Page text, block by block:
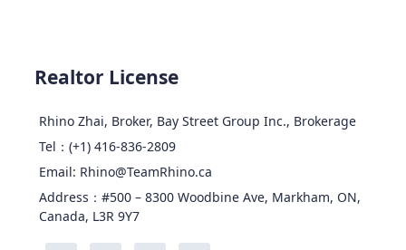
Realtor License
Rhino Zhai, Broker, Bay Street Group Inc., Brokerage
Tel：(+1) 416-836-2809
Email: Rhino@TeamRhino.ca
Address：#500 – 8300 Woodbine Ave, Markham, ON,
Canada, L3R 9Y7